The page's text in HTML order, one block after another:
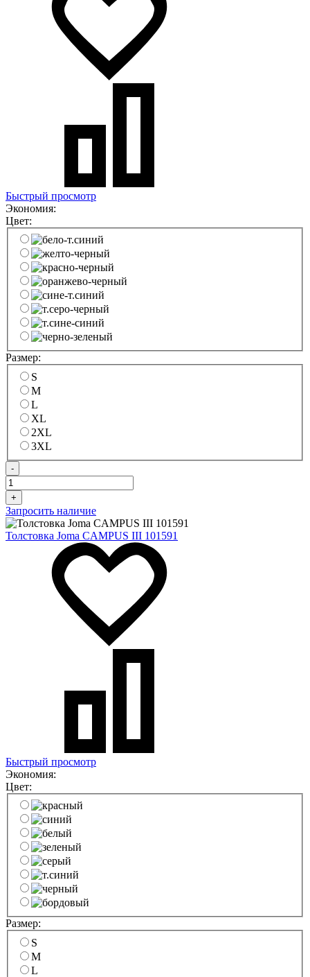
Быстрый просмотр
Экономия:
Цвет:
Размер:
S
M
L
XL
2XL
3XL
-
+
Запросить наличие
Толстовка Joma CAMPUS III 101591
Быстрый просмотр
Экономия:
Цвет:
Размер:
S
M
L